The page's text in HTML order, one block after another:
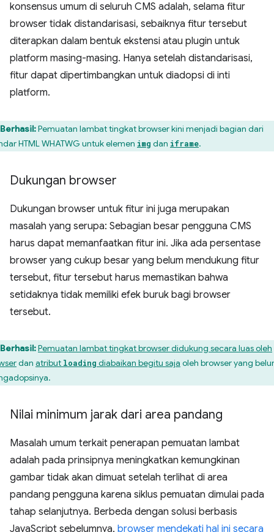
konsensus umum di seluruh CMS adalah, selama fitur
browser tidak distandarisasi, sebaiknya fitur tersebut
diterapkan dalam bentuk ekstensi atau plugin untuk
platform masing-masing. Hanya setelah distandarisasi,
fitur dapat dipertimbangkan untuk diadopsi di inti
platform.
Berhasil:Pemuatan lambat tingkat browser kini menjadi bagian dari
HTML WHATWG untuk elemen img dan iframe.
Dukungan browser
Dukungan browser untuk fitur ini juga merupakan
masalah yang serupa: Sebagian besar pengguna CMS
harus dapat memanfaatkan fitur ini. Jika ada persentase
browser yang cukup besar yang belum mendukung fitur
tersebut, fitur tersebut harus memastikan bahwa
setidaknya tidak memiliki efek buruk bagi browser
tersebut.
Berhasil:Pemuatan lambat tingkat browser didukung secara luas oleh
dan atribut loading diabaikan begitu saja oleh browser yang
Nilai minimum jarak dari area pandang
Masalah umum terkait penerapan pemuatan lambat
adalah pada prinsipnya meningkatkan kemungkinan
gambar tidak akan dimuat setelah terlihat di area
pandang pengguna karena siklus pemuatan dimulai pada
tahap selanjutnya. Berbeda dengan solusi berbasis
JavaScript sebelumnya, browser mendekati hal ini secara